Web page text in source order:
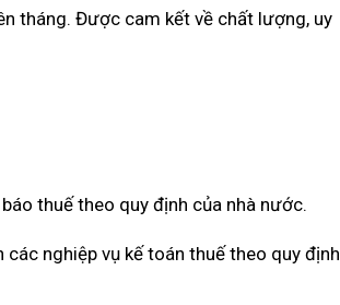
tháng. Được cam kết về chất lượng, uy
thuế theo quy định của nhà nước.
nghiệp vụ kế toán thuế theo quy định